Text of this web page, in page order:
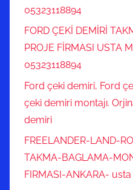
05323118894
FORD ÇEKİ DEMİRİ
PROJE FİRMASI USTA
05323118894
Ford çeki demiri, Ford
çeki demiri montajı.
demiri
FREELANDER-LAND-
TAKMA-BAGLAMA-
FIRMASI-ANKARA-